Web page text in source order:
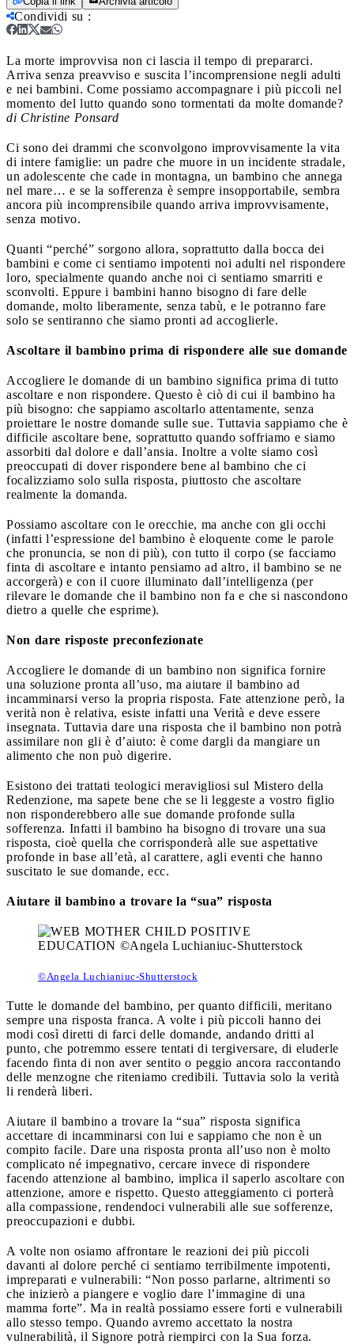
Condividi su :
La morte improvvisa non ci lascia il tempo di prepararci.
Arriva senza preavviso e suscita l’incomprensione negli adulti
e nei bambini. Come possiamo accompagnare i più piccoli nel
momento del lutto quando sono tormentati da molte domande?
di Christine Ponsard
Ci sono dei drammi che sconvolgono improvvisamente la vita
di intere famiglie: un padre che muore in un incidente stradale,
un adolescente che cade in montagna, un bambino che annega
nel mare… e se la sofferenza è sempre insopportabile, sembra
ancora più incomprensibile quando arriva improvvisamente,
senza motivo.
Quanti “perché” sorgono allora, soprattutto dalla bocca dei
bambini e come ci sentiamo impotenti noi adulti nel rispondere
loro, specialmente quando anche noi ci sentiamo smarriti e
sconvolti. Eppure i bambini hanno bisogno di fare delle
domande, molto liberamente, senza tabù, e le potranno fare
solo se sentiranno che siamo pronti ad accoglierle.
Ascoltare il bambino prima di rispondere alle sue domande
Accogliere le domande di un bambino significa prima di tutto
ascoltare e non rispondere. Questo è ciò di cui il bambino ha
più bisogno: che sappiamo ascoltarlo attentamente, senza
proiettare le nostre domande sulle sue. Tuttavia sappiamo che è
difficile ascoltare bene, soprattutto quando soffriamo e siamo
assorbiti dal dolore e dall’ansia. Inoltre a volte siamo così
preoccupati di dover rispondere bene al bambino che ci
focalizziamo solo sulla risposta, piuttosto che ascoltare
realmente la domanda.
Possiamo ascoltare con le orecchie, ma anche con gli occhi
(infatti l’espressione del bambino è eloquente come le parole
che pronuncia, se non di più), con tutto il corpo (se facciamo
finta di ascoltare e intanto pensiamo ad altro, il bambino se ne
accorgerà) e con il cuore illuminato dall’intelligenza (per
rilevare le domande che il bambino non fa e che si nascondono
dietro a quelle che esprime).
Non dare risposte preconfezionate
Accogliere le domande di un bambino non significa fornire
una soluzione pronta all’uso, ma aiutare il bambino ad
incamminarsi verso la propria risposta. Fate attenzione però, la
verità non è relativa, esiste infatti una Verità e deve essere
insegnata. Tuttavia dare una risposta che il bambino non potrà
assimilare non gli è d’aiuto: è come dargli da mangiare un
alimento che non può digerire.
Esistono dei trattati teologici meravigliosi sul Mistero della
Redenzione, ma sapete bene che se li leggeste a vostro figlio
non risponderebbero alle sue domande profonde sulla
sofferenza. Infatti il bambino ha bisogno di trovare una sua
risposta, cioè quella che corrisponderà alle sue aspettative
profonde in base all’età, al carattere, agli eventi che hanno
suscitato le sue domande, ecc.
Aiutare il bambino a trovare la “sua” risposta
©Angela Luchianiuc-Shutterstock
Tutte le domande del bambino, per quanto difficili, meritano
sempre una risposta franca. A volte i più piccoli hanno dei
modi così diretti di farci delle domande, andando dritti al
punto, che potremmo essere tentati di tergiversare, di eluderle
facendo finta di non aver sentito o peggio ancora raccontando
delle menzogne che riteniamo credibili. Tuttavia solo la verità
li renderà liberi.
Aiutare il bambino a trovare la “sua” risposta significa
accettare di incamminarsi con lui e sappiamo che non è un
compito facile. Dare una risposta pronta all’uso non è molto
complicato né impegnativo, cercare invece di rispondere
facendo attenzione al bambino, implica il saperlo ascoltare con
attenzione, amore e rispetto. Questo atteggiamento ci porterà
alla compassione, rendendoci vulnerabili alle sue sofferenze,
preoccupazioni e dubbi.
A volte non osiamo affrontare le reazioni dei più piccoli
davanti al dolore perché ci sentiamo terribilmente impotenti,
impreparati e vulnerabili: “Non posso parlarne, altrimenti so
che inizierò a piangere e voglio dare l’immagine di una
mamma forte”. Ma in realtà possiamo essere forti e vulnerabili
allo stesso tempo. Quando avremo accettato la nostra
vulnerabilità, il Signore potrà riempirci con la Sua forza.